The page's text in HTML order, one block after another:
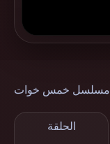
مسلسل خمس خوات
الحلقة